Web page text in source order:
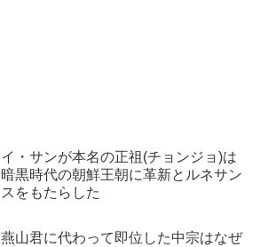
イ・サンが本名の正祖(チョンジョ)は
暗黒時代の朝鮮王朝に革新とルネサン
スをもたらした
燕山君に代わって即位した中宗はなぜ